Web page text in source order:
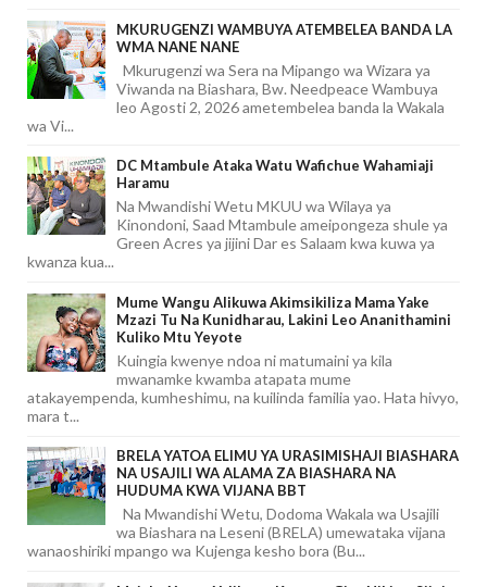
MKURUGENZI WAMBUYA ATEMBELEA BANDA LA
WMA NANE NANE
Mkurugenzi wa Sera na Mipango wa Wizara ya
Viwanda na Biashara, Bw. Needpeace Wambuya
leo Agosti 2, 2026 ametembelea banda la Wakala
wa Vi...
DC Mtambule Ataka Watu Wafichue Wahamiaji
Haramu
Na Mwandishi Wetu MKUU wa Wilaya ya
Kinondoni, Saad Mtambule ameipongeza shule ya
Green Acres ya jijini Dar es Salaam kwa kuwa ya
kwanza kua...
Mume Wangu Alikuwa Akimsikiliza Mama Yake
Mzazi Tu Na Kunidharau, Lakini Leo Ananithamini
Kuliko Mtu Yeyote
Kuingia kwenye ndoa ni matumaini ya kila
mwanamke kwamba atapata mume
atakayempenda, kumheshimu, na kuilinda familia yao. Hata hivyo,
mara t...
BRELA YATOA ELIMU YA URASIMISHAJI BIASHARA
NA USAJILI WA ALAMA ZA BIASHARA NA
HUDUMA KWA VIJANA BBT
Na Mwandishi Wetu, Dodoma Wakala wa Usajili
wa Biashara na Leseni (BRELA) umewataka vijana
wanaoshiriki mpango wa Kujenga kesho bora (Bu...